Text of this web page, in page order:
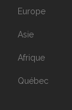
Europe
Asie
Afrique
Québec